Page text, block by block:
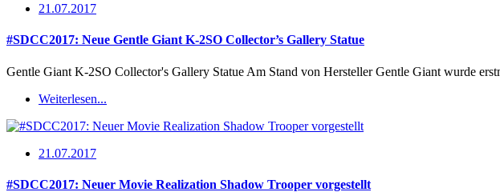
21.07.2017
#SDCC2017: Neue Gentle Giant K-2SO Collector’s Gallery Statue
Gentle Giant K-2SO Collector's Gallery Statue Am Stand von Hersteller Gentle Giant wurde
Weiterlesen...
21.07.2017
#SDCC2017: Neuer Movie Realization Shadow Trooper vorgestellt